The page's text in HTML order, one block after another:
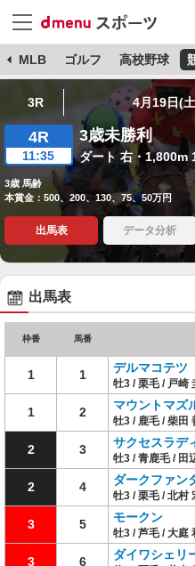
MLB ゴルフ 高校野球
3R 4月19日(
4R
11:35
3歳未勝利
ダート 右・1,800m
3歳 馬齢
本賞金：500、200、130、75、50万円
出馬表 データ分析
出馬表
枠番 馬番
1 1 デルマコテツ
牡3 / 栗毛 / 戸崎
1 2 マウントマズ
牡3 / 鹿毛 / 柴田
2 3 サクセスラデ
牡3 / 青鹿毛 / 田
2 4 ダークファン
牡3 / 栗毛 / 北村
3 5 モークン
牡3 / 芦毛 / 大庭
3 6 ダイワシェリ